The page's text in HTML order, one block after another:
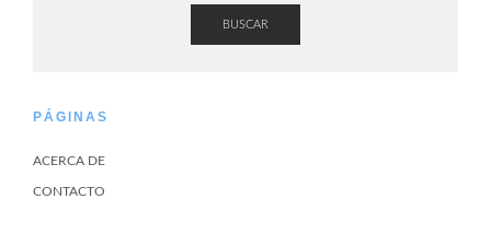
BUSCAR
PÁGINAS
ACERCA DE
CONTACTO